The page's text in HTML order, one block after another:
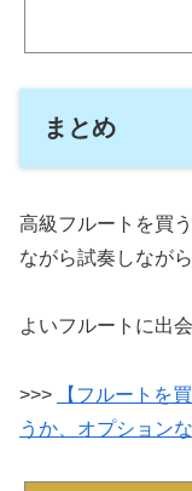
ら試奏に行き
まとめ
高級フルートを買
ながら試奏しなが
よいフルートに出
>>>
【フルートを
うか、オプション